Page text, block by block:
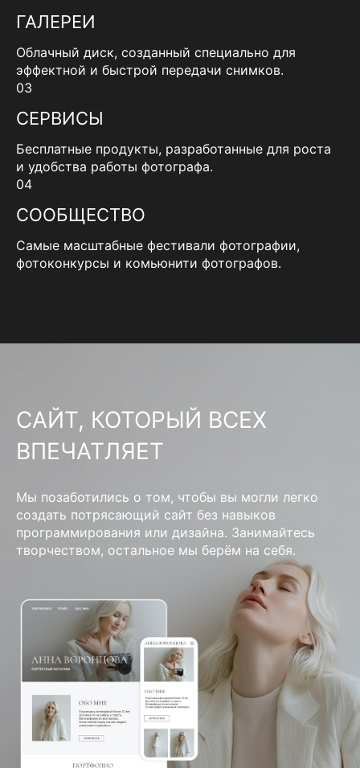
ГАЛЕРЕИ
Облачный диск, созданный специально для
эффектной и быстрой передачи снимков.
03
СЕРВИСЫ
Бесплатные продукты, разработанные для роста
и удобства работы фотографа.
04
СООБЩЕСТВО
Самые масштабные фестивали фотографии,
фотоконкурсы и комьюнити фотографов.
САЙТ, КОТОРЫЙ ВСЕХ
ВПЕЧАТЛЯЕТ
Мы позаботились о том, чтобы вы могли легко
создать потрясающий сайт без навыков
программирования или дизайна. Занимайтесь
творчеством, остальное мы берём на себя.